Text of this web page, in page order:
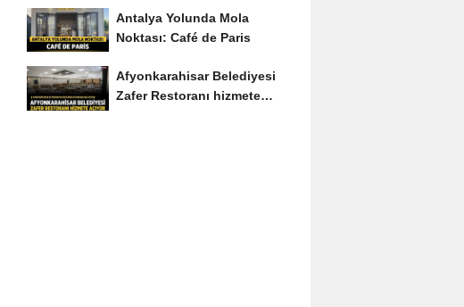
Antalya Yolunda Mola
Noktası: Café de Paris
Afyonkarahisar Belediyesi
Zafer Restoranı hizmete